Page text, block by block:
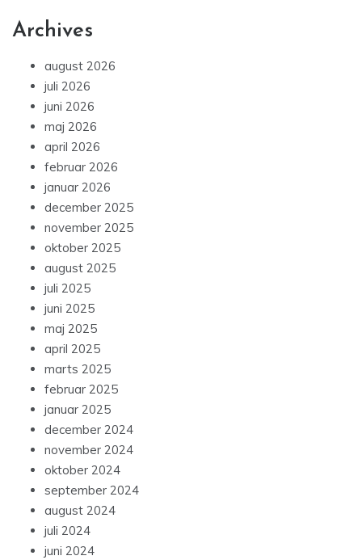
Archives
august 2026
juli 2026
juni 2026
maj 2026
april 2026
februar 2026
januar 2026
december 2025
november 2025
oktober 2025
august 2025
juli 2025
juni 2025
maj 2025
april 2025
marts 2025
februar 2025
januar 2025
december 2024
november 2024
oktober 2024
september 2024
august 2024
juli 2024
juni 2024